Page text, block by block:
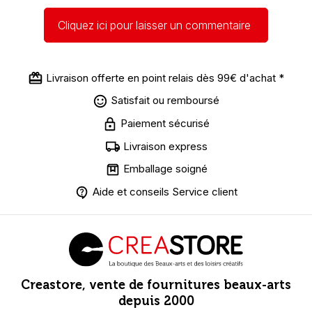
Cliquez ici pour laisser un commentaire
Livraison offerte en point relais dès 99€ d'achat *
Satisfait ou remboursé
Paiement sécurisé
Livraison express
Emballage soigné
Aide et conseils Service client
Creastore, vente de fournitures beaux-arts
depuis 2000